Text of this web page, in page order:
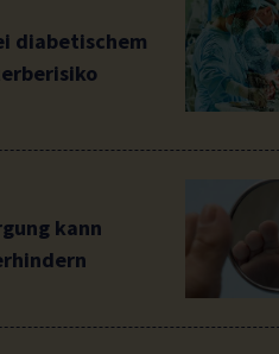
diabetischem
kann